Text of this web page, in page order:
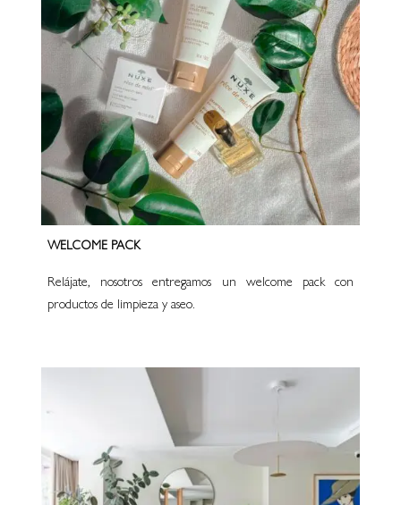
WELCOME PACK
Relájate, nosotros entregamos un welcome pack con
productos de limpieza y aseo.